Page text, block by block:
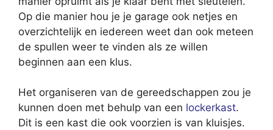
Op die manier hou je je garage ook netjes en
overzichtelijk en iedereen weet dan ook meteen
de spullen weer te vinden als ze willen
beginnen aan een klus.
Het organiseren van de gereedschappen zou je
kunnen doen met behulp van een lockerkast.
Dit is een kast die ook voorzien is van kluisjes.